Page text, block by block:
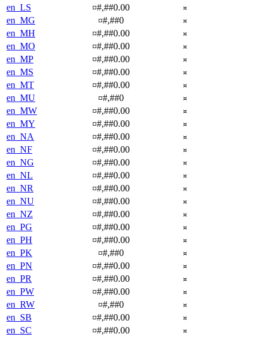
en_LS ¤#,##0.00 ¤
en_MG ¤#,##0 ¤
en_MH ¤#,##0.00 ¤
en_MO ¤#,##0.00 ¤
en_MP ¤#,##0.00 ¤
en_MS ¤#,##0.00 ¤
en_MT ¤#,##0.00 ¤
en_MU ¤#,##0 ¤
en_MW ¤#,##0.00 ¤
en_MY ¤#,##0.00 ¤
en_NA ¤#,##0.00 ¤
en_NF ¤#,##0.00 ¤
en_NG ¤#,##0.00 ¤
en_NL ¤#,##0.00 ¤
en_NR ¤#,##0.00 ¤
en_NU ¤#,##0.00 ¤
en_NZ ¤#,##0.00 ¤
en_PG ¤#,##0.00 ¤
en_PH ¤#,##0.00 ¤
en_PK ¤#,##0 ¤
en_PN ¤#,##0.00 ¤
en_PR ¤#,##0.00 ¤
en_PW ¤#,##0.00 ¤
en_RW ¤#,##0 ¤
en_SB ¤#,##0.00 ¤
en_SC ¤#,##0.00 ¤